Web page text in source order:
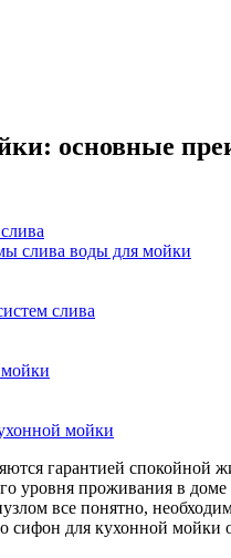
основные
слива воды для мойки
слива
мойки
гарантией спокойной
уровня проживания в
все понятно,
сифон для кухонной мойки